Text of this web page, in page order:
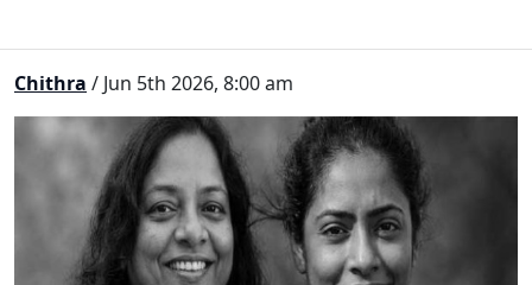
Chithra / Jun 5th 2026, 8:00 am